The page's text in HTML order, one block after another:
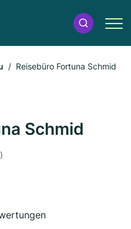
Reisebüro Fortuna Schmid
Schmid